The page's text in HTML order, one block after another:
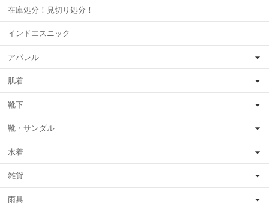
在庫処分！見切り処分！
インドエスニック
アパレル
肌着
靴下
靴・サンダル
水着
雑貨
雨具